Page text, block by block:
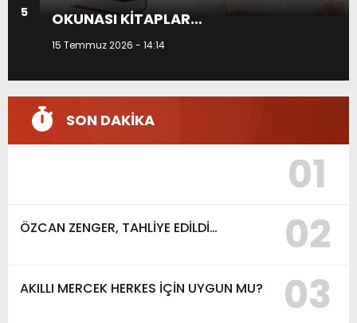
5 OKUNASI KİTAPLAR…
15 Temmuz 2026 - 14:14
SON DAKİKA
01
ÖZCAN ZENGER, TAHLİYE EDİLDİ… 02
AKILLI MERCEK HERKES İÇİN UYGUN MU? 03